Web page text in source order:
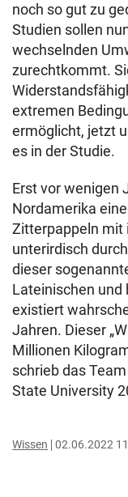
noch so gut zu
Studien sollen
wechselnden
zurechtkommt.
extremen
ermöglicht, jetzt
es in der Studie.
Erst vor wenigen
Nordamerika
Zitterpappeln mit
unterirdisch
dieser
Lateinischen und
existiert
Jahren. Dieser
Millionen
schrieb das
State University
Wissen 02.06.2022